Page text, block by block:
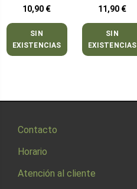
150 mL
10,90 €
SIN
EXISTENCIAS
mL
11,90 €
SIN
EXISTENCIAS
Contacto
Horario
Atención al cliente